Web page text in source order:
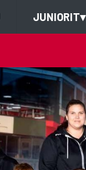
JUNIORIT▾